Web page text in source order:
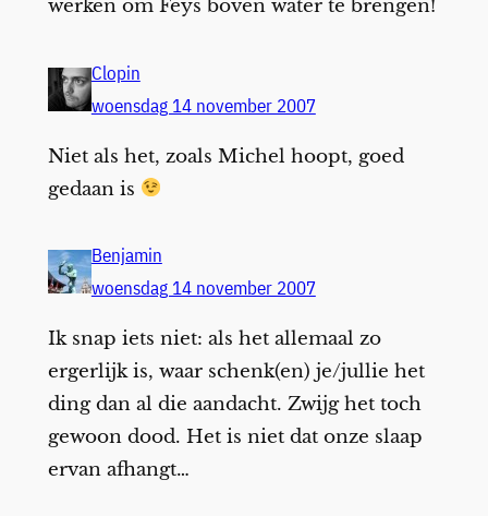
werken om Feys boven water te brengen!
Clopin
woensdag 14 november 2007
Niet als het, zoals Michel hoopt, goed
gedaan is
Benjamin
woensdag 14 november 2007
Ik snap iets niet: als het allemaal zo
ergerlijk is, waar schenk(en) je/jullie het
ding dan al die aandacht. Zwijg het toch
gewoon dood. Het is niet dat onze slaap
ervan afhangt…